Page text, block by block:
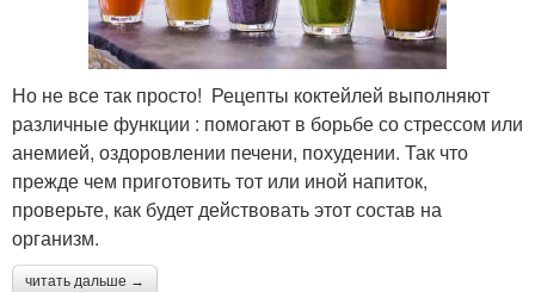
Но не все так просто! Рецепты коктейлей выполняют
различные функции : помогают в борьбе со стрессом или
анемией, оздоровлении печени, похудении. Так что
прежде чем приготовить тот или иной напиток,
проверьте, как будет действовать этот состав на
организм.
читать дальше →